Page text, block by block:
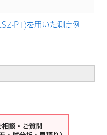
PT)を用いた測定例